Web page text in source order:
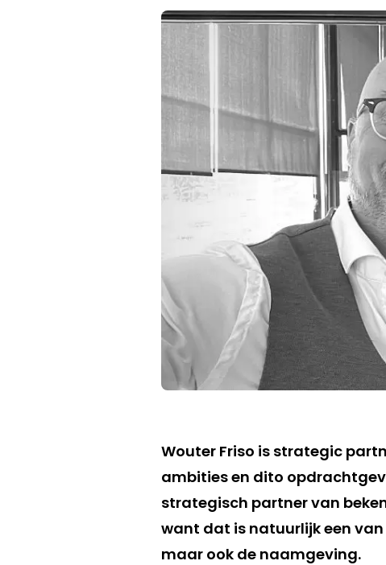
Wouter Friso is strategic
ambities en dito
strategisch partner van
want dat is natuurlijk een
maar ook de naamgeving.